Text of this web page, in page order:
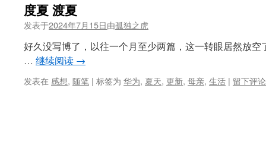
度夏 渡夏
发表于2024年7月15日由孤独之虎
好久没写博了，以往一个月至少两篇，这一转眼居然放
… 继续阅读 →
发表在 感想, 随笔 | 标签为 华为, 夏天, 更新, 母亲, 生活 | 留下评论